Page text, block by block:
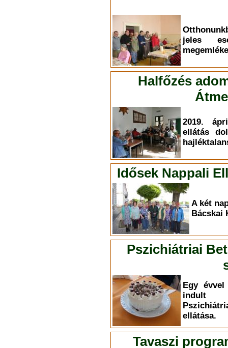
jeles
Halfőzés
2019.
ellátás
Idősek Nappali
A két
Bácskai
Pszichiátriai
Egy évvel
indult
ellátása.
Tavaszi